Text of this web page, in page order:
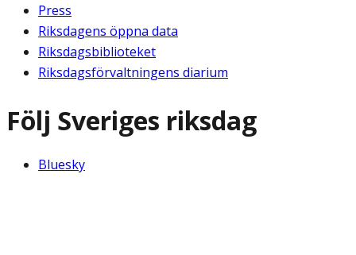
Press
Riksdagens öppna data
Riksdagsbiblioteket
Riksdagsförvaltningens diarium
Följ Sveriges riksdag
Bluesky